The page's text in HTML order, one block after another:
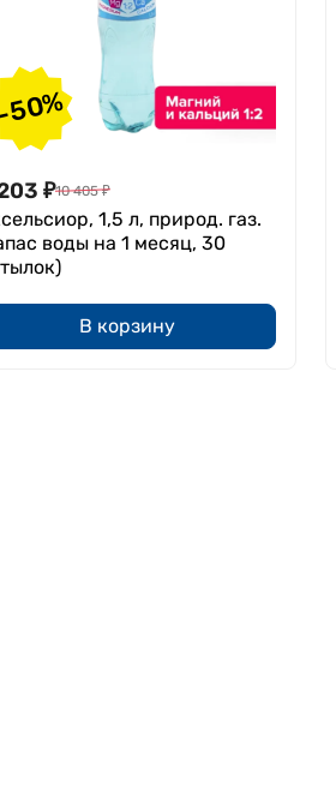
₽10 405 ₽
1,5 л, природ. газ.
воды на 1 месяц, 30
В корзину